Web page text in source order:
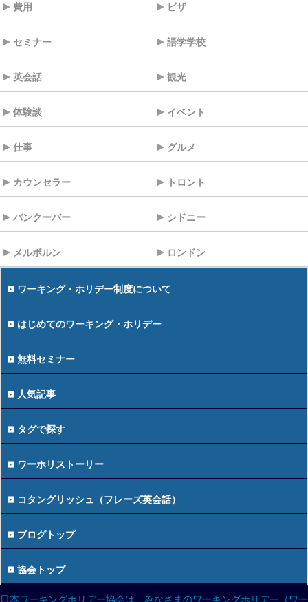
費用 ビザ
セミナー 語学学校
英会話 観光
体験談 イベント
仕事 グルメ
カウンセラー トロント
バンクーバー シドニー
メルボルン ロンドン
ワーキング・ホリデー制度について
はじめてのワーキング・ホリデー
無料セミナー
人気記事
タグで探す
ワーホリストーリー
コタングリッシュ（フレーズ英会話）
ブログトップ
協会トップ
日本ワーキングホリデー協会は、みなさまのワーキングホリデー（ワー